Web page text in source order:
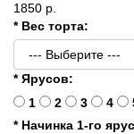
1850 р.
* Вес торта:
* Ярусов:
1
2 3 4
* Начинка 1-го